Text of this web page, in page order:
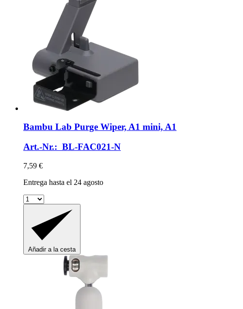
Bambu Lab Purge Wiper, A1 mini, A1
Art.-Nr.: BL-FAC021-N
7,59 €
Entrega hasta el 24 agosto
Añadir a la cesta